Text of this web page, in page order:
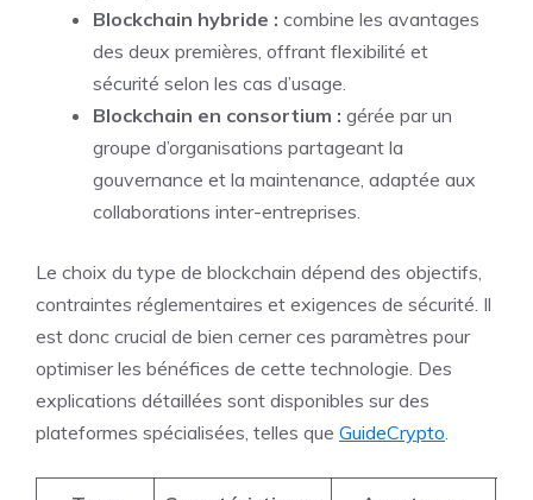
Blockchain hybride : combine les avantages
des deux premières, offrant flexibilité et
sécurité selon les cas d’usage.
Blockchain en consortium : gérée par un
groupe d’organisations partageant la
gouvernance et la maintenance, adaptée aux
collaborations inter-entreprises.
Le choix du type de blockchain dépend des objectifs,
contraintes réglementaires et exigences de sécurité. Il
est donc crucial de bien cerner ces paramètres pour
optimiser les bénéfices de cette technologie. Des
explications détaillées sont disponibles sur des
plateformes spécialisées, telles que GuideCrypto